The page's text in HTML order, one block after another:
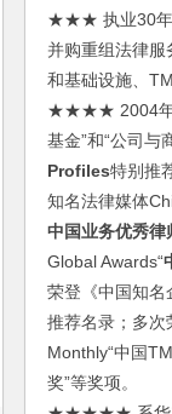
★★★ 执业30年
并购重组法律
和基础设施、
★★★★ 2004年
基金”和“公司与
Profiles特别推
知名法律媒体
中国业务优秀律
Global Awards“
荣登《中国知名
推荐名录；多
Monthly“中国
奖”等奖项。